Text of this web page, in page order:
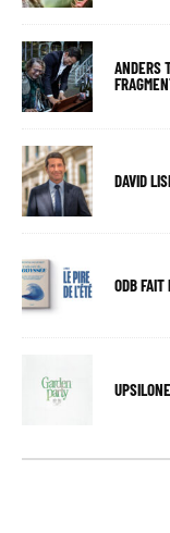
ANDERS
DAVID
ODB FAIT